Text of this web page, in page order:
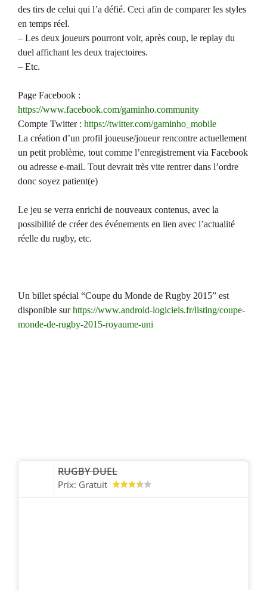
des tirs de celui qui l’a défié. Ceci afin de comparer les styles
en temps réel.
– Les deux joueurs pourront voir, après coup, le replay du
duel affichant les deux trajectoires.
– Etc.
Page Facebook :
https://www.facebook.com/gaminho.community
Compte Twitter : https://twitter.com/gaminho_mobile
La création d’un profil joueuse/joueur rencontre actuellement
un petit problème, tout comme l’enregistrement via Facebook
ou adresse e-mail. Tout devrait très vite rentrer dans l’ordre
donc soyez patient(e)
Le jeu se verra enrichi de nouveaux contenus, avec la
possibilité de créer des événements en lien avec l’actualité
réelle du rugby, etc.
Un billet spécial “Coupe du Monde de Rugby 2015” est
disponible surhttps://www.android-logiciels.fr/listing/coupe-
monde-de-rugby-2015-royaume-uni
RUGBY DUEL
Prix: Gratuit